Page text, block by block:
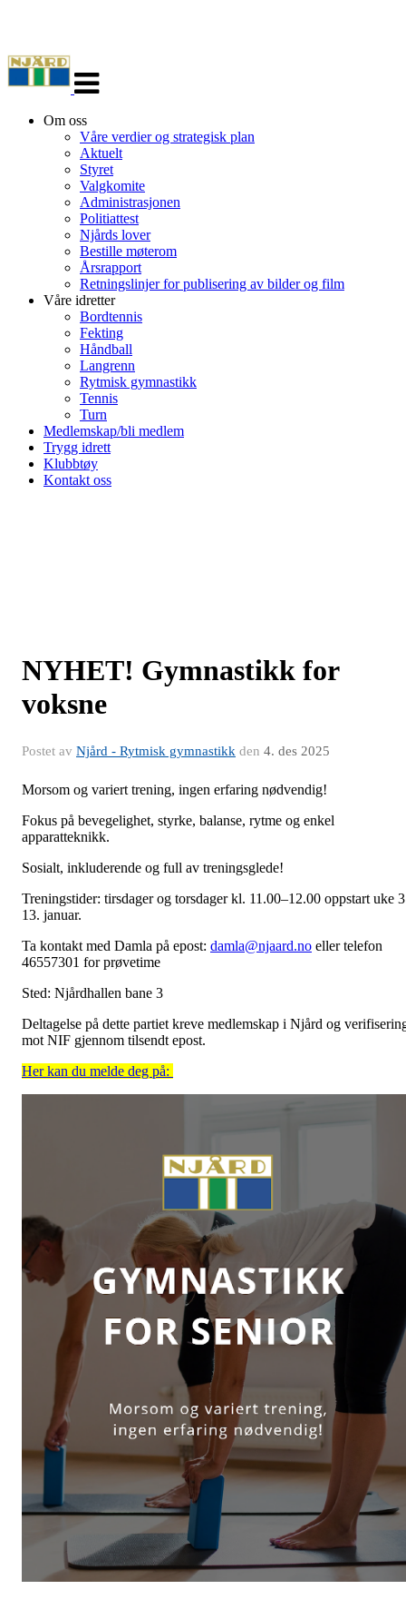
navigasjon
Om oss
Våre verdier og strategisk plan
Aktuelt
Styret
Valgkomite
Administrasjonen
Politiattest
Njårds lover
Bestille møterom
Årsrapport
Retningslinjer for publisering av bilder og film
Våre idretter
Bordtennis
Fekting
Håndball
Langrenn
Rytmisk gymnastikk
Tennis
Turn
Medlemskap/bli medlem
Trygg idrett
Klubbtøy
Kontakt oss
NYHET! Gymnastikk for
voksne
Postet av Njård - Rytmisk gymnastikk den 4. des 2025
Morsom og variert trening, ingen erfaring nødvendig!
Fokus på bevegelighet, styrke, balanse, rytme og enkel
apparatteknikk.
Sosialt, inkluderende og full av treningsglede!
Treningstider: tirsdager og torsdager kl. 11.00–12.00 oppstart uke
13. januar.
Ta kontakt med Damla på epost: damla@njaard.no eller telefon
46557301 for prøvetime
Sted: Njårdhallen bane 3
Deltagelse på dette partiet kreve medlemskap i Njård og
mot NIF gjennom tilsendt epost.
Her kan du melde deg på: